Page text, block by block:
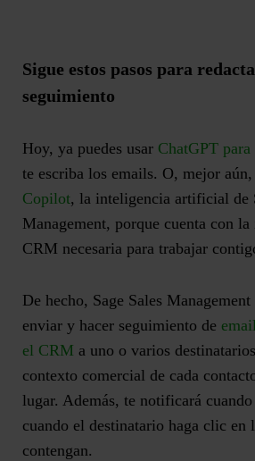
Sigue estos pasos para
seguimiento
Hoy, ya puedes usar ChatGPT para
te escriba los emails. O, mejor
Copilot, la inteligencia artificial de
Management, porque cuenta con
CRM necesaria para trabajar
De hecho, Sage Sales
enviar y hacer seguimiento de
el CRM a uno o varios
contexto comercial de cada
lugar. Además, te notificará
cuando el destinatario haga clic en
contengan.